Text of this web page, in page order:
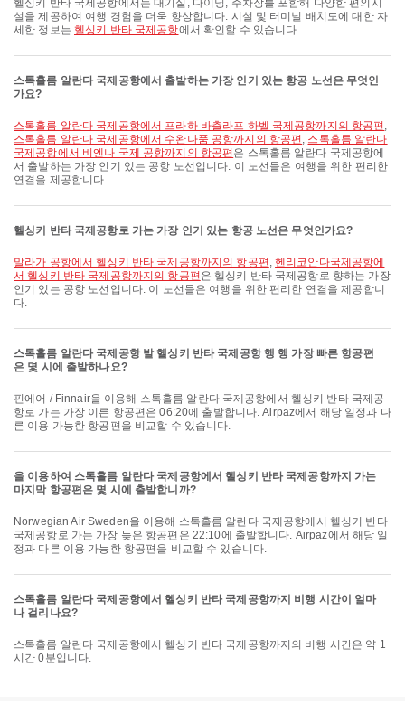
헬싱키 반타 국제공항에서는 대기실, 다이닝, 주차장를 포함해 다양한 편의시
설을 제공하여 여행 경험을 더욱 향상합니다. 시설 및 터미널 배치도에 대한 자
세한 정보는 헬싱키 반타 국제공항에서 확인할 수 있습니다.
스톡홀름 알란다 국제공항에서 출발하는 가장 인기 있는 항공 노선은 무엇인
가요?
스톡홀름 알란다 국제공항에서 프라하 바츨라프 하벨 국제공항까지의 항공편 ,
스톡홀름 알란다 국제공항에서 수완나품 공항까지의 항공편 , 스톡홀름 알란다
국제공항에서 비엔나 국제 공항까지의 항공편 은 스톡홀름 알란다 국제공항에
서 출발하는 가장 인기 있는 공항 노선입니다. 이 노선들은 여행을 위한 편리한
연결을 제공합니다.
헬싱키 반타 국제공항로 가는 가장 인기 있는 항공 노선은 무엇인가요?
말라가 공항에서 헬싱키 반타 국제공항까지의 항공편 ,헨리코안다국제공항에
서 헬싱키 반타 국제공항까지의 항공편 은 헬싱키 반타 국제공항로 향하는 가장
인기 있는 공항 노선입니다. 이 노선들은 여행을 위한 편리한 연결을 제공합니
다.
스톡홀름 알란다 국제공항 발 헬싱키 반타 국제공항 행 행 가장 빠른 항공편
은 몇 시에 출발하나요?
핀에어 / Finnair을 이용해 스톡홀름 알란다 국제공항에서 헬싱키 반타 국제공
항로 가는 가장 이른 항공편은 06:20에 출발합니다. Airpaz에서 해당 일정과 다
른 이용 가능한 항공편을 비교할 수 있습니다.
을 이용하여 스톡홀름 알란다 국제공항에서 헬싱키 반타 국제공항까지 가는
마지막 항공편은 몇 시에 출발합니까?
Norwegian Air Sweden을 이용해 스톡홀름 알란다 국제공항에서 헬싱키 반타
국제공항로 가는 가장 늦은 항공편은 22:10에 출발합니다. Airpaz에서 해당 일
정과 다른 이용 가능한 항공편을 비교할 수 있습니다.
스톡홀름 알란다 국제공항에서 헬싱키 반타 국제공항까지 비행 시간이 얼마
나 걸리나요?
스톡홀름 알란다 국제공항에서 헬싱키 반타 국제공항까지의 비행 시간은 약 1
시간 0분입니다.